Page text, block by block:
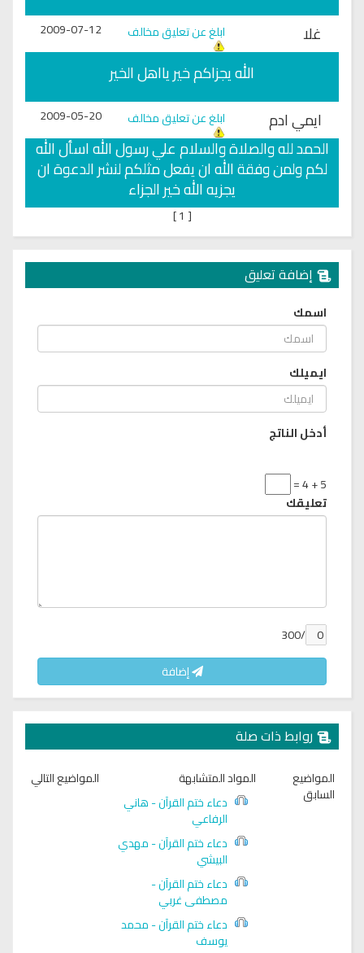
غلا ابلغ عن تعليق مخالف 2009-07-12
الله يجزاكم خير يااهل الخير
ايمي ادم
ابلغ عن تعليق مخالف 2009-05-20
الحمد لله والصلاة والسلام علي رسول الله اسأل الله
لكم ولمن وفقة الله ان يفعل مثلكم لنشر الدعوة ان
يجزيه الله خير الجزاء
[
]
إضافة تعليق
اسمك
ايميلك
أدخل الناتج
5 + 4 =
تعليقك
/300
إضافة
روابط ذات صلة
المواضيع
السابق
المواد المتشابهة
دعاء ختم القرآن - هاني
الرفاعي
دعاء ختم القرآن - مهدي
البيشي
دعاء ختم القرآن -
مصطفى غربي
دعاء ختم القرآن - محمد
يوسف
المواضيع التالي